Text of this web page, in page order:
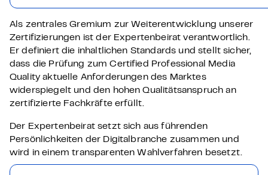
Als zentrales Gremium zur Weiterentwicklung unserer
Zertifizierungen ist der Expertenbeirat verantwortlich.
Er definiert die inhaltlichen Standards und stellt sicher,
dass die Prüfung zum Certified Professional Media
Quality aktuelle Anforderungen des Marktes
widerspiegelt und den hohen Qualitätsanspruch an
zertifizierte Fachkräfte erfüllt.
Der Expertenbeirat setzt sich aus führenden
Persönlichkeiten der Digitalbranche zusammen und
wird in einem transparenten Wahlverfahren besetzt.